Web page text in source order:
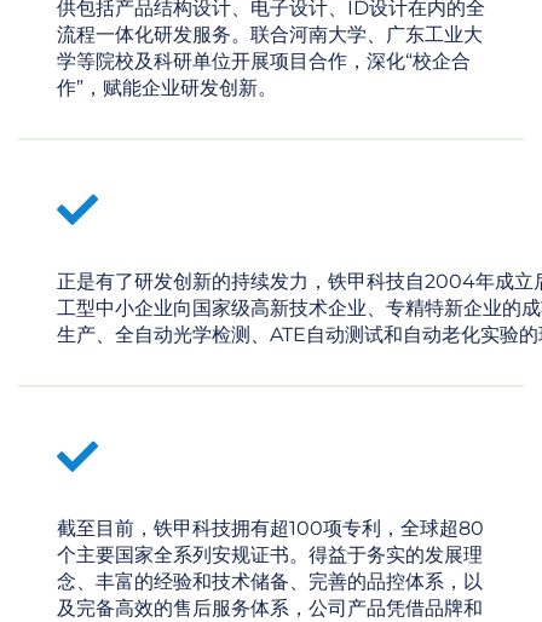
供包括产品结构设计、电子设计、ID设计在内的全
流程一体化研发服务。联合河南大学、广东工业大
学等院校及科研单位开展项目合作，深化“校企合
作”，赋能企业研发创新。
正是有了研发创新的持续发力，铁甲科技自2004年成立
工型中小企业向国家级高新技术企业、专精特新企业的
生产、全自动光学检测、ATE自动测试和自动老化实验
截至目前，铁甲科技拥有超100项专利，全球超80
个主要国家全系列安规证书。得益于务实的发展理
念、丰富的经验和技术储备、完善的品控体系，以
及完备高效的售后服务体系，公司产品凭借品牌和